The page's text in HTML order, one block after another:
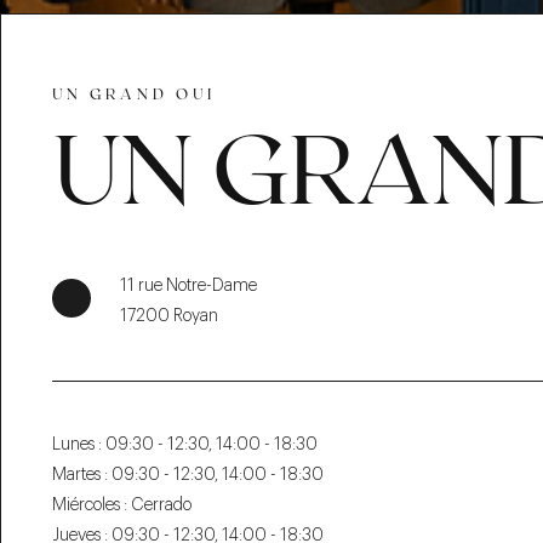
UN GRAND OUI
UN
11 rue Notre-Dame
17200 Royan
Lunes : 09:30 - 12:30, 14:00 - 18:30
Martes : 09:30 - 12:30, 14:00 - 18:30
Miércoles : Cerrado
Jueves : 09:30 - 12:30, 14:00 - 18:30